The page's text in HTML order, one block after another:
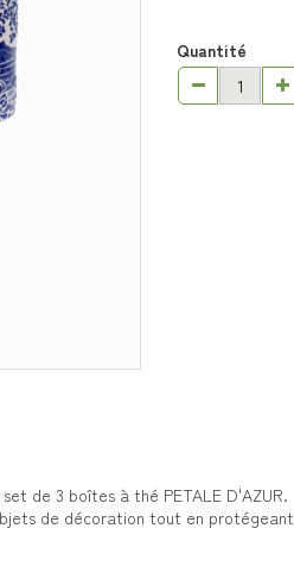
Quantité
de 3 boîtes à thé PETALE D'AZUR.
de décoration tout en protégeant